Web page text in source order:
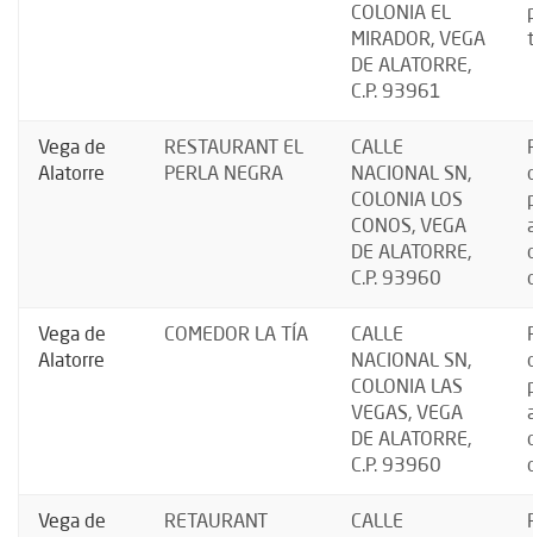
COLONIA EL
MIRADOR, VEGA
DE ALATORRE,
C.P. 93961
Vega de
Alatorre
RESTAURANT EL
PERLA NEGRA
CALLE
NACIONAL SN,
COLONIA LOS
CONOS, VEGA
DE ALATORRE,
C.P. 93960
Vega de
Alatorre
COMEDOR LA TÍA
CALLE
NACIONAL SN,
COLONIA LAS
VEGAS, VEGA
DE ALATORRE,
C.P. 93960
Vega de
RETAURANT
CALLE